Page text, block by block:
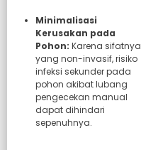
Minimalisasi
Kerusakan pada
Pohon: Karena sifatnya
yang non-invasif, risiko
infeksi sekunder pada
pohon akibat lubang
pengecekan manual
dapat dihindari
sepenuhnya.